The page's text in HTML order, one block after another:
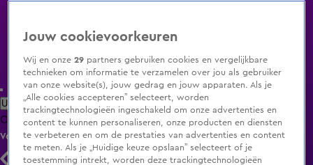
Uitzending Gemist Populaire programma's Zenders Genres
ClipsFilmsRadioSmart TV inlogShop
Volg KIJK
Jouw cookievoorkeuren
Wij en onze29 partners gebruiken cookies en vergelijkbare
technieken om informatie te verzamelen over jou als gebruiker
van onze website(s), jouw gedrag en jouw apparaten. Als je
„Alle cookies accepteren” selecteert, worden
trackingtechnologieën ingeschakeld om onze advertenties en
content te kunnen personaliseren, onze producten en diensten
te verbeteren en om de prestaties van advertenties en content
te meten. Als je „Huidige keuze opslaan” selecteert of je
toestemming intrekt, worden deze trackingtechnologieën